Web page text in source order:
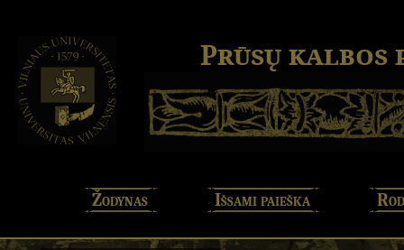
Prūsų kalbos
Žodynas Išsami paieška